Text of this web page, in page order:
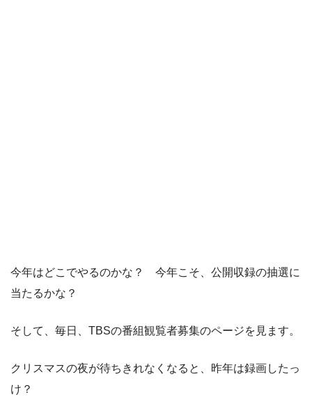
今年はどこでやるのかな？ 今年こそ、公開収録の抽選に
当たるかな？
そして、毎日、TBSの番組観覧者募集のページを見ます。
クリスマスの夜が待ちきれなくなると、昨年は録画したっ
け？